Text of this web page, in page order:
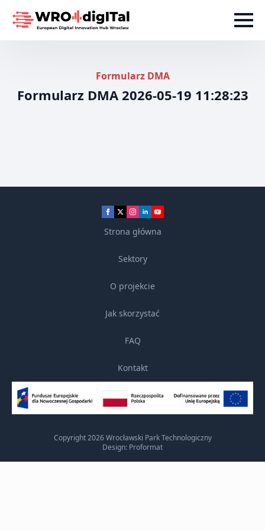
Formularz DMA
Formularz DMA 2026-05-19 11:28:23
Strona główna
Sektory
O projekcie
Jak skorzystać
FAQ
Kontakt
Copyright 2026 Wrocławski Park Technologiczny
Design: Proformat